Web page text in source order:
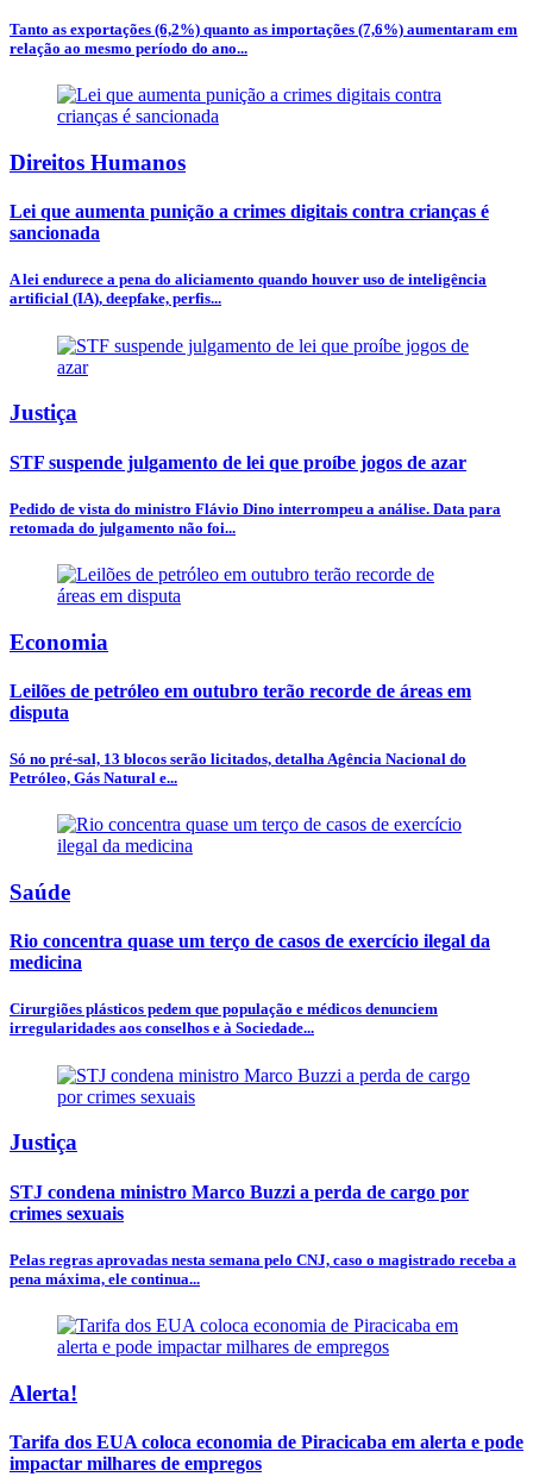
Tanto as exportações (6,2%) quanto as importações (7,6%) aumentaram em
relação ao mesmo período do ano...
Direitos Humanos
Lei que aumenta punição a crimes digitais contra crianças é
sancionada
A lei endurece a pena do aliciamento quando houver uso de inteligência
artificial (IA), deepfake, perfis...
Justiça
STF suspende julgamento de lei que proíbe jogos de azar
Pedido de vista do ministro Flávio Dino interrompeu a análise. Data para
retomada do julgamento não foi...
Economia
Leilões de petróleo em outubro terão recorde de áreas em
disputa
Só no pré-sal, 13 blocos serão licitados, detalha Agência Nacional do
Petróleo, Gás Natural e...
Saúde
Rio concentra quase um terço de casos de exercício ilegal da
medicina
Cirurgiões plásticos pedem que população e médicos denunciem
irregularidades aos conselhos e à Sociedade...
Justiça
STJ condena ministro Marco Buzzi a perda de cargo por
crimes sexuais
Pelas regras aprovadas nesta semana pelo CNJ, caso o magistrado receba a
pena máxima, ele continua...
Alerta!
Tarifa dos EUA coloca economia de Piracicaba em alerta e pode
impactar milhares de empregos